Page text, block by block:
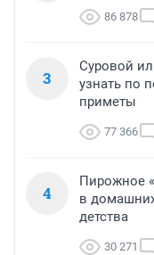
86 878
3
Суровой
узнать по
приметы
77 366
4
Пирожное
в
детства
30 271